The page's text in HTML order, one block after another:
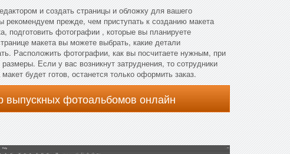
и создать страницы и обложку для вашего
рекомендуем прежде, чем приступать к созданию макета
подготовить фотографии , которые вы планируете
макета вы можете выбрать, какие детали
Расположить фотографии, как вы посчитаете нужным, при
Если у вас возникнут затруднения, то сотрудники
будет готов, останется только оформить заказ.
выпускных фотоальбомов онлайн